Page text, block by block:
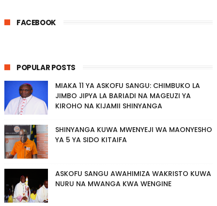
FACEBOOK
POPULAR POSTS
MIAKA 11 YA ASKOFU SANGU: CHIMBUKO LA
JIMBO JIPYA LA BARIADI NA MAGEUZI YA
KIROHO NA KIJAMII SHINYANGA
SHINYANGA KUWA MWENYEJI WA MAONYESHO
YA 5 YA SIDO KITAIFA
ASKOFU SANGU AWAHIMIZA WAKRISTO KUWA
NURU NA MWANGA KWA WENGINE